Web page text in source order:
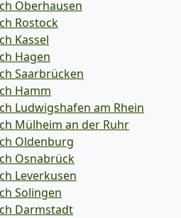
Oberhausen
Rostock
Kassel
Hagen
Saarbrücken
Hamm
Ludwigshafen am Rhein
Mülheim an der Ruhr
Oldenburg
Osnabrück
Leverkusen
Solingen
Darmstadt